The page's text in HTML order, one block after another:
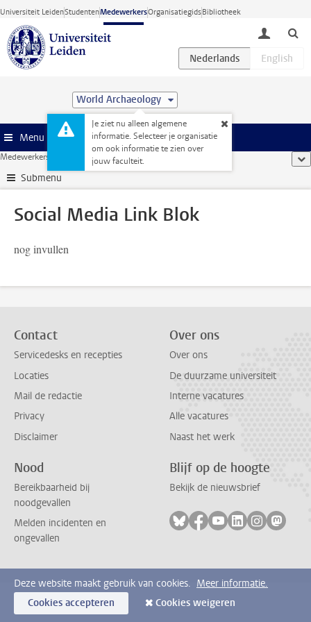
Ga direct naar de inhoud
Universiteit LeidenStudentenMedewerkersOrganisatiegidsBibliotheek
toggle
World Archaeology
Je ziet nu alleen algemene
informatie. Selecteer je organisatie
om ook informatie te zien over
jouw faculteit.
Menu
Medewerkerswebsite Social Media Link Blok
Submenu
Social Media Link Blok
nog invullen
Contact
Servicedesks en recepties
Locaties
Mail de redactie
Privacy
Disclaimer
Over ons
Over ons
De duurzame universiteit
Interne vacatures
Alle vacatures
Naast het werk
Nood
Bereikbaarheid bij
noodgevallen
Melden incidenten en
ongevallen
Blijf op de hoogte
Bekijk de nieuwsbrief
Volg ons op bluesky
Volg ons op facebook
Volg ons op
Volg ons op
Volg ons
Volg
Deze website maakt gebruik van cookies. Meer informatie.
Cookies accepteren
Cookies weigeren